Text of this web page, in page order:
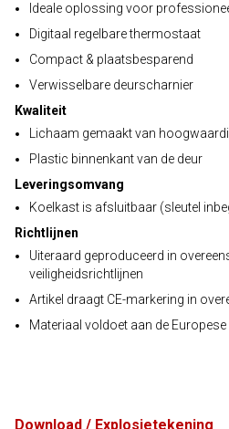
Ideale oplossing voor
Digitaal regelbare thermostaat
Compact & plaatsbesparend
Verwisselbare deurscharnier
Kwaliteit
Lichaam gemaakt van
Plastic binnenkant van de deur
Leveringsomvang
Koelkast is afsluitbaar (sleutel
Richtlijnen
Uiteraard geproduceerd in
veiligheidsrichtlijnen
Artikel draagt CE-markering in
Materiaal voldoet aan de
Download / Explosietekening